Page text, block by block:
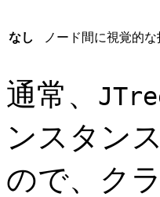
なし ノード間に視覚的
通常、
ンスタン
ので、ク